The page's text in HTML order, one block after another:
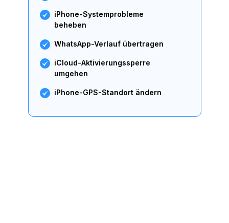
iPhone-Systemprobleme
beheben
WhatsApp-Verlauf übertragen
iCloud-Aktivierungssperre
umgehen
iPhone-GPS-Standort ändern